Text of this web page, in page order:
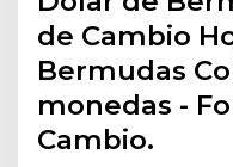
de Cambio
Bermudas
monedas -
Cambio.